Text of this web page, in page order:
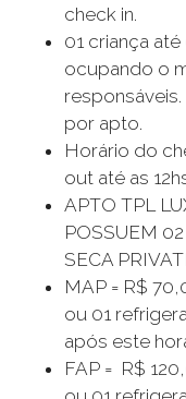
check in.
01 criança
ocupando o
por apto.
Horário do
out até as
APTO TPL
POSSUEM
SECA
MAP = R$
ou 01
após este
FAP = R$